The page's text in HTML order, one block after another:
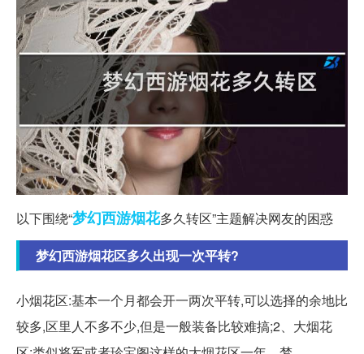
以下围绕“梦幻西游烟花多久转区”主题解决网友的困惑
梦幻西游烟花区多久出现一次平转?
小烟花区:基本一个月都会开一两次平转,可以选择的余地比
较多,区里人不多不少,但是一般装备比较难搞;2、大烟花